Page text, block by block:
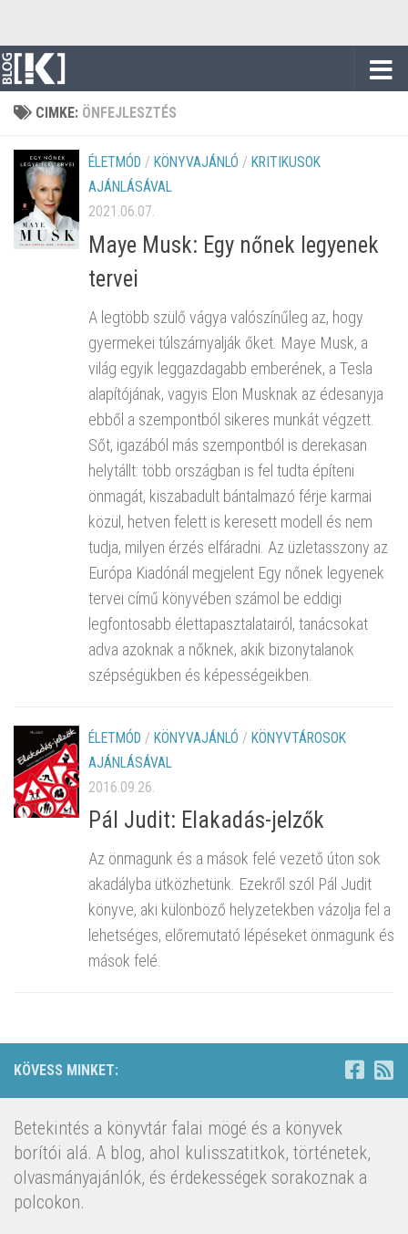
CIMKE: ÖNFEJLESZTÉS
ÉLETMÓD / KÖNYVAJÁNLÓ / KRITIKUSOK
AJÁNLÁSÁVAL
2021.06.07.
Maye Musk: Egy nőnek legyenek
tervei
A legtöbb szülő vágya valószínűleg az, hogy
gyermekei túlszárnyalják őket. Maye Musk, a
világ egyik leggazdagabb emberének, a Tesla
alapítójának, vagyis Elon Musknak az édesanyja
ebből a szempontból sikeres munkát végzett.
Sőt, igazából más szempontból is derekasan
helytállt: több országban is fel tudta építeni
önmagát, kiszabadult bántalmazó férje karmai
közül, hetven felett is keresett modell és nem
tudja, milyen érzés elfáradni. Az üzletasszony az
Európa Kiadónál megjelent Egy nőnek legyenek
tervei című könyvében számol be eddigi
legfontosabb élettapasztalatairól, tanácsokat
adva azoknak a nőknek, akik bizonytalanok
szépségükben és képességeikben.
ÉLETMÓD / KÖNYVAJÁNLÓ / KÖNYVTÁROSOK
AJÁNLÁSÁVAL
2016.09.26.
Pál Judit: Elakadás-jelzők
Az önmagunk és a mások felé vezető úton sok
akadályba ütközhetünk. Ezekről szól Pál Judit
könyve, aki különböző helyzetekben vázolja fel a
lehetséges, előremutató lépéseket önmagunk és
mások felé.
KÖVESS MINKET:
Betekintés a könyvtár falai mögé és a könyvek
borítói alá. A blog, ahol kulisszatitkok, történetek,
olvasmányajánlók, és érdekességek sorakoznak a
polcokon.